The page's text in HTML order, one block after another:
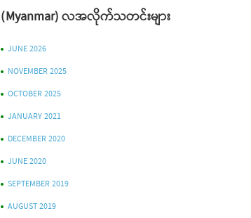
(Myanmar) လအလိုက်သတင်းများ
JUNE 2026
NOVEMBER 2025
OCTOBER 2025
JANUARY 2021
DECEMBER 2020
JUNE 2020
SEPTEMBER 2019
AUGUST 2019